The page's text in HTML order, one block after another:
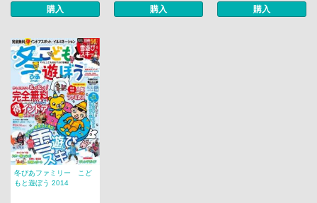
購入 購入 購入
冬ぴあファミリー こど
もと遊ぼう 2014